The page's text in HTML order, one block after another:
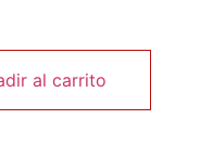
al carrito